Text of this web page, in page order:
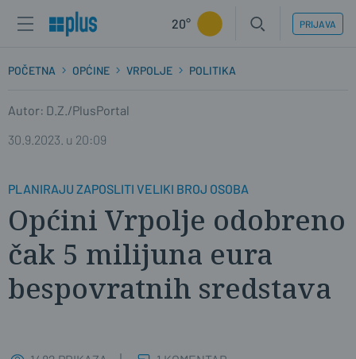
20° PRIJAVA
POČETNA OPĆINE VRPOLJE POLITIKA
Autor: D.Z./PlusPortal
30.9.2023. u 20:09
PLANIRAJU ZAPOSLITI VELIKI BROJ OSOBA
Općini Vrpolje odobreno
čak 5 milijuna eura
bespovratnih sredstava